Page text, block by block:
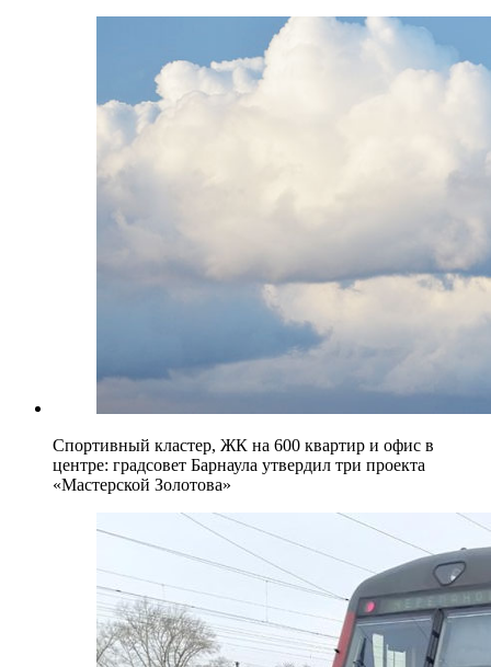
Спортивный кластер, ЖК на 600 квартир и офис в
центре: градсовет Барнаула утвердил три проекта
«Мастерской Золотова»